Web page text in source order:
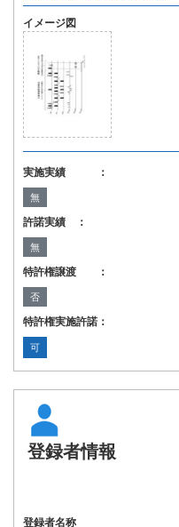
イメージ図
実施実績 ：
無
許諾実績 ：
無
特許権譲渡 ：
否
特許権実施許諾：
可
登録者情報
登録者名称